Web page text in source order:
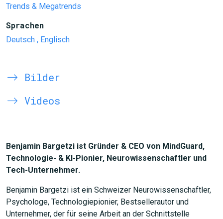
Trends & Megatrends
Sprachen
Deutsch , Englisch
Bilder
Videos
Benjamin Bargetzi ist Gründer & CEO von MindGuard,
Technologie- & KI-Pionier, Neurowissenschaftler und
Tech-Unternehmer.
Benjamin Bargetzi ist ein Schweizer Neurowissenschaftler,
Psychologe, Technologiepionier, Bestsellerautor und
Unternehmer, der für seine Arbeit an der Schnittstelle